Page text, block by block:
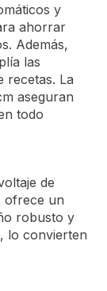
y
ahorrar
Además,
las
recetas. La
aseguran
todo
de
ofrece un
robusto y
lo convierten